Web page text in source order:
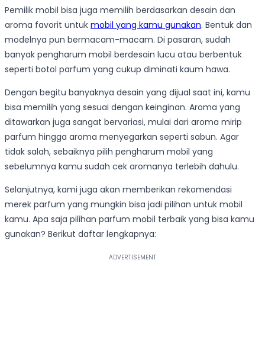
Pemilik mobil bisa juga memilih berdasarkan desain dan
aroma favorit untuk mobil yang kamu gunakan. Bentuk dan
modelnya pun bermacam-macam. Di pasaran, sudah
banyak pengharum mobil berdesain lucu atau berbentuk
seperti botol parfum yang cukup diminati kaum hawa.
Dengan begitu banyaknya desain yang dijual saat ini, kamu
bisa memilih yang sesuai dengan keinginan. Aroma yang
ditawarkan juga sangat bervariasi, mulai dari aroma mirip
parfum hingga aroma menyegarkan seperti sabun. Agar
tidak salah, sebaiknya pilih pengharum mobil yang
sebelumnya kamu sudah cek aromanya terlebih dahulu.
Selanjutnya, kami juga akan memberikan rekomendasi
merek parfum yang mungkin bisa jadi pilihan untuk mobil
kamu. Apa saja pilihan parfum mobil terbaik yang bisa kamu
gunakan? Berikut daftar lengkapnya: